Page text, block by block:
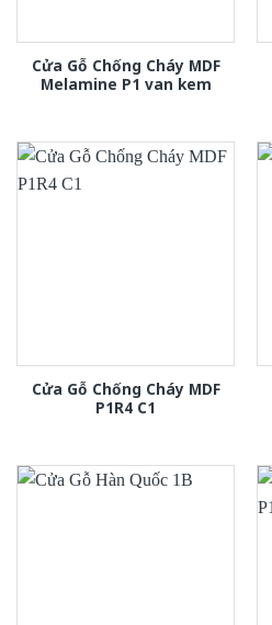
Cửa Gỗ Chống Cháy MDF
Melamine P1 van kem
Cửa Gỗ Chống Cháy MDF
P1R4 C1